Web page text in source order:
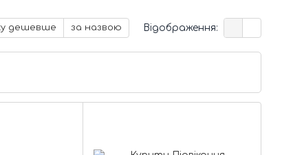
дешевше за назвою Відображення: